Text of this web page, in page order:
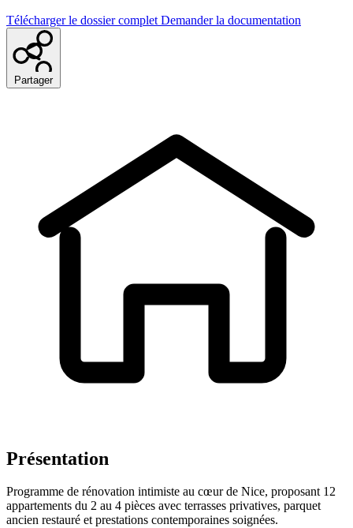
Télécharger le dossier complet Demander la documentation
Partager
Présentation
Programme de rénovation intimiste au cœur de Nice, proposant 12
appartements du 2 au 4 pièces avec terrasses privatives, parquet
ancien restauré et prestations contemporaines soignées.